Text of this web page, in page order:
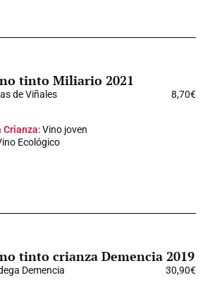
tinto Miliario 2021
de Viñales 8,70€
Crianza: Vino joven
Ecológico
tinto crianza Demencia 2019
Demencia 30,90€